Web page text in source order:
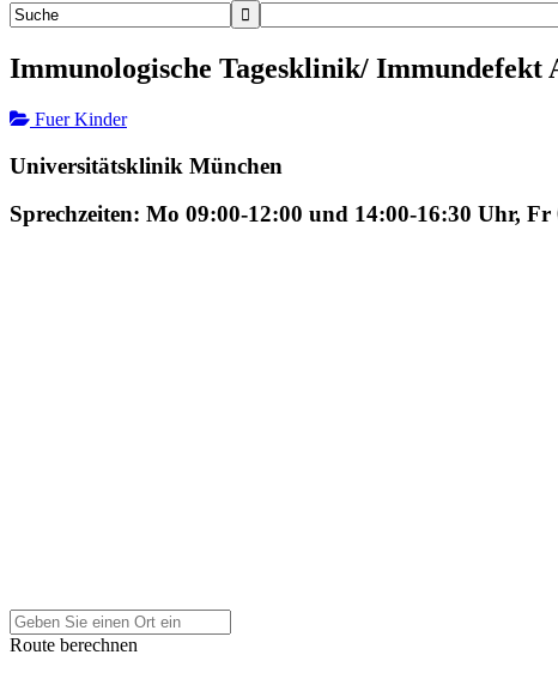
Immunologische Tagesklinik/ Immundefekt
Fuer Kinder
Universitätsklinik München
Sprechzeiten: Mo 09:00-12:00 und 14:00-16:30 Uhr,
Route berechnen